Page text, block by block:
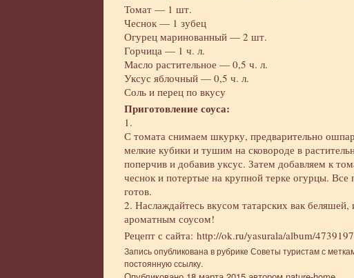
Томат — 1 шт.
Чеснок — 1 зубец
Огурец маринованный — 2 шт.
Горчица — 1 ч. л.
Масло растительное — 0,5 ч. л.
Уксус яблочный — 0,5 ч. л.
Соль и перец по вкусу
Приготовление соуса:
1.
С томата снимаем шкурку, предварительно
мелкие кубики и тушим на сковороде в
поперчив и добавив уксус. Затем добавляем к
чеснок и потертые на крупной терке огурцы.
готов.
2. Наслаждайтесь вкусом татарских вак
ароматным соусом!
Рецепт с сайта: http://ok.ru/yasurala/album/
Запись опубликована в рубрике Советы туристамс
постоянную ссылку.